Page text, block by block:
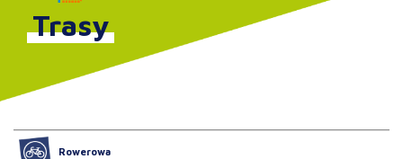
Trasy
Rowerowa